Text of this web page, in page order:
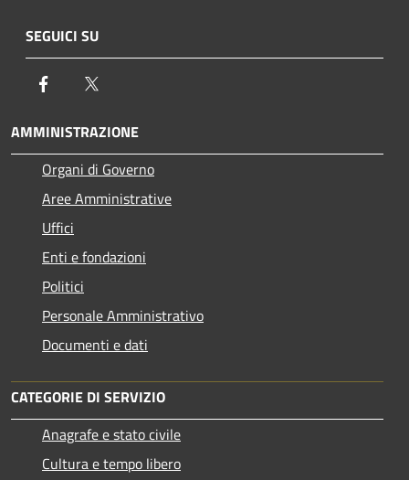
SEGUICI SU
Facebook
AMMINISTRAZIONE
Organi di Governo
Aree Amministrative
Uffici
Enti e fondazioni
Politici
Personale Amministrativo
Documenti e dati
CATEGORIE DI SERVIZIO
Anagrafe e stato civile
Cultura e tempo libero